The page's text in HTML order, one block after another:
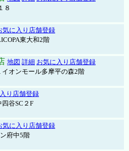
８
気に入り店舗登録
東大和2階
地図 詳細 お気に入り店舗登録
オンモール多摩平の森2階
り店舗登録
谷SC２F
気に入り店舗登録
府中5階